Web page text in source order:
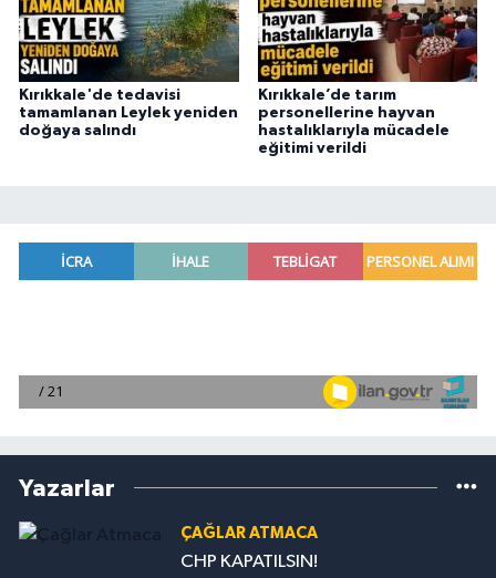
Kırıkkale'de tedavisi
tamamlanan Leylek yeniden
doğaya salındı
Kırıkkale’de tarım
personellerine hayvan
hastalıklarıyla mücadele
eğitimi verildi
Yazarlar
ÇAĞLAR ATMACA
CHP KAPATILSIN!